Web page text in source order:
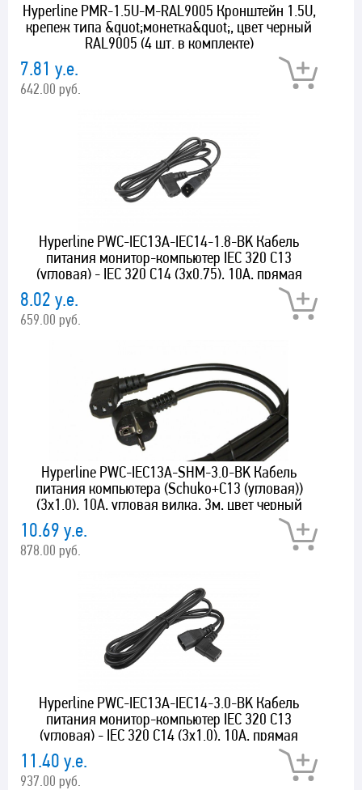
Hyperline PMR-1.5U-M-RAL9005 Кронштейн 1.5U,
крепеж типа &quot;монетка&quot;, цвет черный
RAL9005 (4 шт. в комплекте)
7.81 у.е.
642.00 руб.
Hyperline PWC-IEC13A-IEC14-1.8-BK Кабель
питания монитор-компьютер IEC 320 C13
(угловая) - IEC 320 C14 (3x0.75), 10A, прямая
8.02 у.е.
659.00 руб.
Hyperline PWC-IEC13A-SHM-3.0-BK Кабель
питания компьютера (Schuko+C13 (угловая))
(3x1.0), 10A, угловая вилка, 3м, цвет черный
10.69 у.е.
878.00 руб.
Hyperline PWC-IEC13A-IEC14-3.0-BK Кабель
питания монитор-компьютер IEC 320 C13
(угловая) - IEC 320 C14 (3x1.0), 10A, прямая
11.40 у.е.
937.00 руб.